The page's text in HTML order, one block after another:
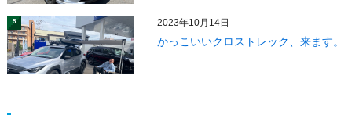
5 2023年10月14日
かっこいいクロストレック、来ます。